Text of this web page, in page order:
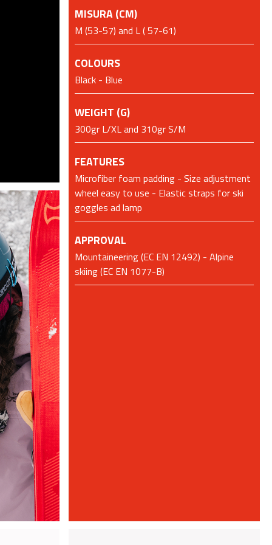
MISURA (CM)
M (53-57) and L ( 57-61)
COLOURS
Black - Blue
WEIGHT (G)
300gr L/XL and 310gr S/M
FEATURES
Microfiber foam padding - Size adjustment
wheel easy to use - Elastic straps for ski
goggles ad lamp
APPROVAL
Mountaineering (EC EN 12492) - Alpine
skiing (EC EN 1077-B)